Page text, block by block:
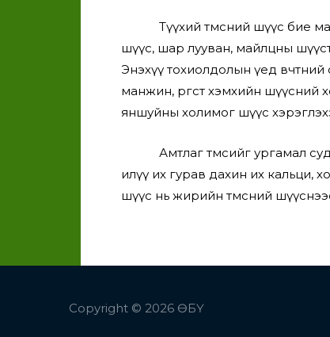
Түүхий төмсний шүүс бие
шүүс, шар лууван, майлцны
Энэхүү тохиолдолын үед
манжин, өргөст хэмхийн шүүсний
яншуйны холимог шүүс
Амтлаг төмсийг ургамал
илүү их гурав дахин их кальци,
шүүс нь жирийн төмсний
Copyright © 2026 ӨБҮ